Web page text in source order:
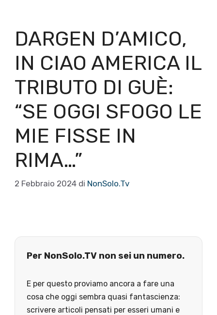
DARGEN D’AMICO,
IN CIAO AMERICA IL
TRIBUTO DI GUÈ:
“SE OGGI SFOGO LE
MIE FISSE IN
RIMA…”
2 Febbraio 2024 di NonSolo.Tv
Per NonSolo.TV non sei un numero.
E per questo proviamo ancora a fare una
cosa che oggi sembra quasi fantascienza:
scrivere articoli pensati per esseri umani e